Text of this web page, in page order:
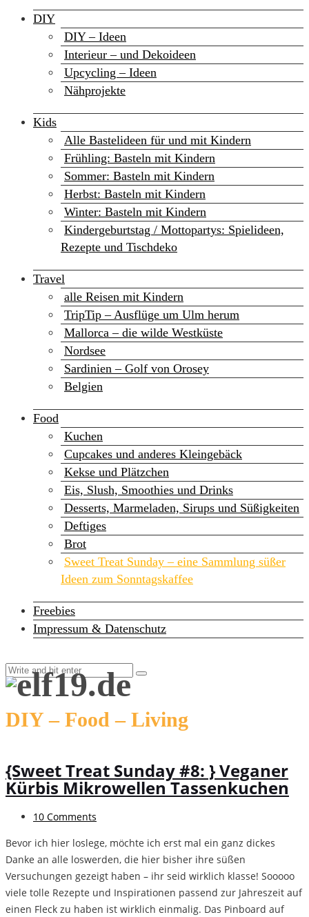
DIY
DIY – Ideen
Interieur – und Dekoideen
Upcycling – Ideen
Nähprojekte
Kids
Alle Bastelideen für und mit Kindern
Frühling: Basteln mit Kindern
Sommer: Basteln mit Kindern
Herbst: Basteln mit Kindern
Winter: Basteln mit Kindern
Kindergeburtstag / Mottopartys: Spielideen,
Rezepte und Tischdeko
Travel
alle Reisen mit Kindern
TripTip – Ausflüge um Ulm herum
Mallorca – die wilde Westküste
Nordsee
Sardinien – Golf von Orosey
Belgien
Food
Kuchen
Cupcakes und anderes Kleingebäck
Kekse und Plätzchen
Eis, Slush, Smoothies und Drinks
Desserts, Marmeladen, Sirups und Süßigkeiten
Deftiges
Brot
Sweet Treat Sunday – eine Sammlung süßer
Ideen zum Sonntagskaffee
Freebies
Impressum & Datenschutz
DIY – Food – Living
{Sweet Treat Sunday #8: } Veganer
Kürbis Mikrowellen Tassenkuchen
10 Comments
Bevor ich hier loslege, möchte ich erst mal ein ganz dickes
Danke an alle loswerden, die hier bisher ihre süßen
Versuchungen gezeigt haben – ihr seid wirklich klasse! Sooooo
viele tolle Rezepte und Inspirationen passend zur Jahreszeit auf
einen Fleck zu haben ist wirklich einmalig. Das Pinboard auf